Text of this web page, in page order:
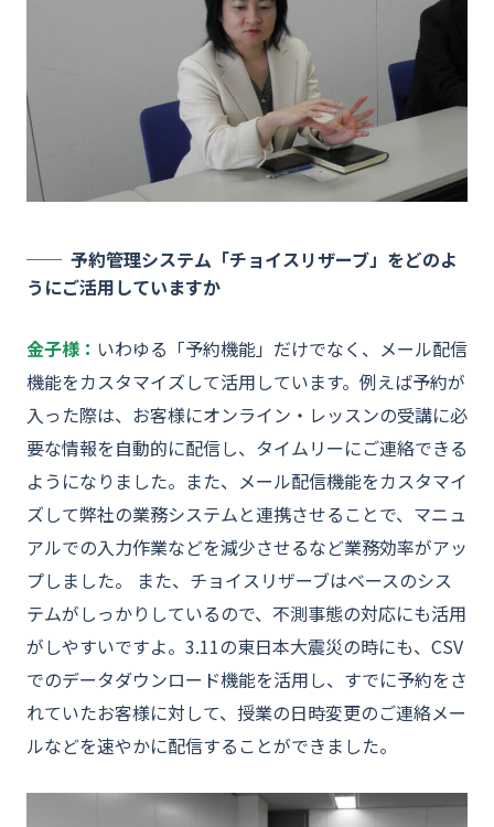
予約管理システム「チョイスリザーブ」をどのよ
うにご活用していますか
金子様： いわゆる「予約機能」だけでなく、メール配信
機能をカスタマイズして活用しています。例えば予約が
入った際は、お客様にオンライン・レッスンの受講に必
要な情報を自動的に配信し、タイムリーにご連絡できる
ようになりました。また、メール配信機能をカスタマイ
ズして弊社の業務システムと連携させることで、マニュ
アルでの入力作業などを減少させるなど業務効率がアッ
プしました。 また、チョイスリザーブはベースのシス
テムがしっかりしているので、不測事態の対応にも活用
がしやすいですよ。3.11の東日本大震災の時にも、CSV
でのデータダウンロード機能を活用し、すでに予約をさ
れていたお客様に対して、授業の日時変更のご連絡メー
ルなどを速やかに配信することができました。